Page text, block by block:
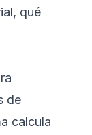
qué
de
calcula